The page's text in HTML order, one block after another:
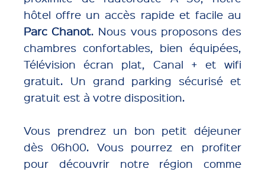
hôtel offre un accès rapide et facile au
Parc Chanot. Nous vous proposons des
chambres confortables, bien équipées,
Télévision écran plat, Canal + et wifi
gratuit. Un grand parking sécurisé et
gratuit est à votre disposition.
Vous prendrez un bon petit déjeuner
dès 06h00. Vous pourrez en profiter
pour découvrir notre région comme